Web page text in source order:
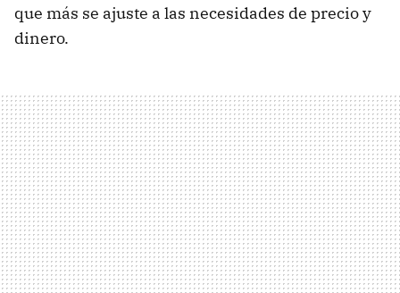
que más se ajuste a las necesidades de precio y
dinero.